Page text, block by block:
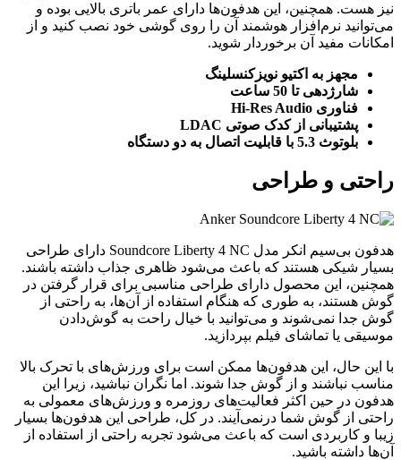
نیز هست. همچنین، این هدفون‌ها دارای عمر باتری بالایی بوده و
می‌توانید نرم‌افزار هوشمند آن را روی گوشی خود نصب کنید و از
امکانات مفید آن برخوردار شوید.
مجهز به اکتیو نویزکنسلینگ
شارژدهی تا 50 ساعت
فناوری Hi-Res Audio
پشتیبانی از کدک صوتی LDAC
بلوتوث 5.3 با قابلیت اتصال به دو دستگاه
راحتی و طراحی
هدفون بی‌سیم انکر مدل Soundcore Liberty 4 NC دارای طراحی
بسیار شیکی هستند که باعث می‌شود ظاهری جذاب داشته باشند.
همچنین، این محصول دارای طراحی مناسبی برای قرار گرفتن در
گوش هستند، به طوری که هنگام استفاده از آن‌ها، به راحتی از
گوش جدا نمی‌شوند و می‌توانید با خیال راحت به گوش‌دادن
موسیقی یا تماشای فیلم بپردازید.
با این حال، این هدفون‌ها ممکن است برای ورزش‌های با تحرک بالا
مناسب نباشند و از گوش جدا شوند. اما نگران نباشید، زیرا این
هدفون در حین اکثر فعالیت‌های روزمره و ورزش‌های معمولی به
راحتی از گوش شما درنمی‌آیند. در کل، طراحی این هدفون‌ها بسیار
زیبا و کاربردی است که باعث می‌شود تجربه راحتی از استفاده از
آن‌ها داشته باشید.